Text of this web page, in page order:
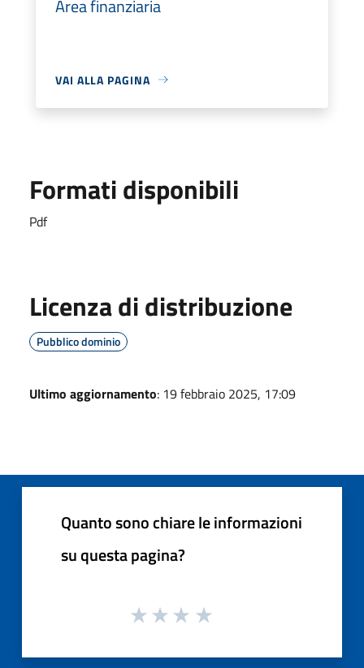
Area finanziaria
VAI ALLA PAGINA
Formati disponibili
Pdf
Licenza di distribuzione
Pubblico dominio
Ultimo aggiornamento: 19 febbraio 2025, 17:09
Quanto sono chiare le informazioni
su questa pagina?